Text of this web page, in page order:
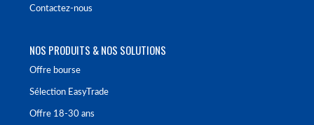
Contactez-nous
NOS PRODUITS & NOS SOLUTIONS
Offre bourse
Sélection EasyTrade
Offre 18-30 ans